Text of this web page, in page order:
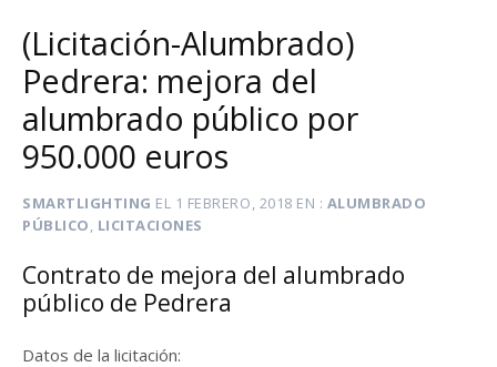
(Licitación-Alumbrado)
Pedrera: mejora del
alumbrado público por
950.000 euros
SMARTLIGHTING EL 1 FEBRERO, 2018 EN
ALUMBRADO
PÚBLICO, LICITACIONES
Contrato de mejora del alumbrado
público de Pedrera
Datos de la licitación: